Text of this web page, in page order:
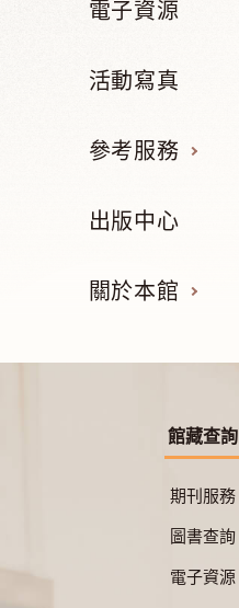
電子資源
活動寫真
參考服務
出版中心
關於本館
館藏查詢
期刊服務
圖書查詢
電子資源